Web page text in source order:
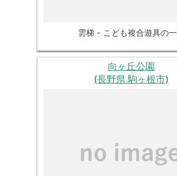
雲梯 - こども複合遊具の
向ヶ丘公園
(長野県 駒ヶ根市)